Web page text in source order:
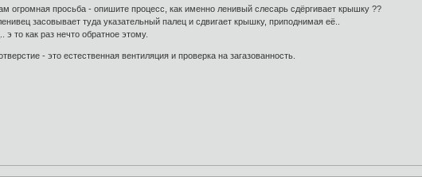
огромная просьба - опишите процесс, как именно ленивый слесарь сдёргивает крышку ??
засовывает туда указательный палец и сдвигает крышку, приподнимая её..
э то как раз нечто обратное этому.
- это естественная вентиляция и проверка на загазованность.